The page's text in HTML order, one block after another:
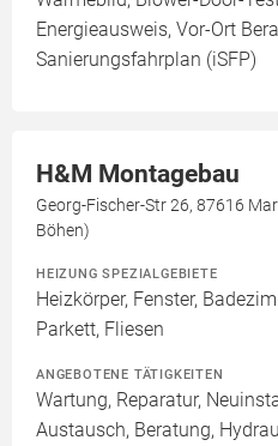
Energieausweis, Vor-Ort
Sanierungsfahrplan (iSFP)
H&M Montagebau
Georg-Fischer-Str 26, 87616
Böhen)
HEIZUNG SPEZIALGEBIETE
Heizkörper, Fenster,
Parkett, Fliesen
ANGEBOTENE TÄTIGKEITEN
Wartung, Reparatur,
Austausch, Beratung,